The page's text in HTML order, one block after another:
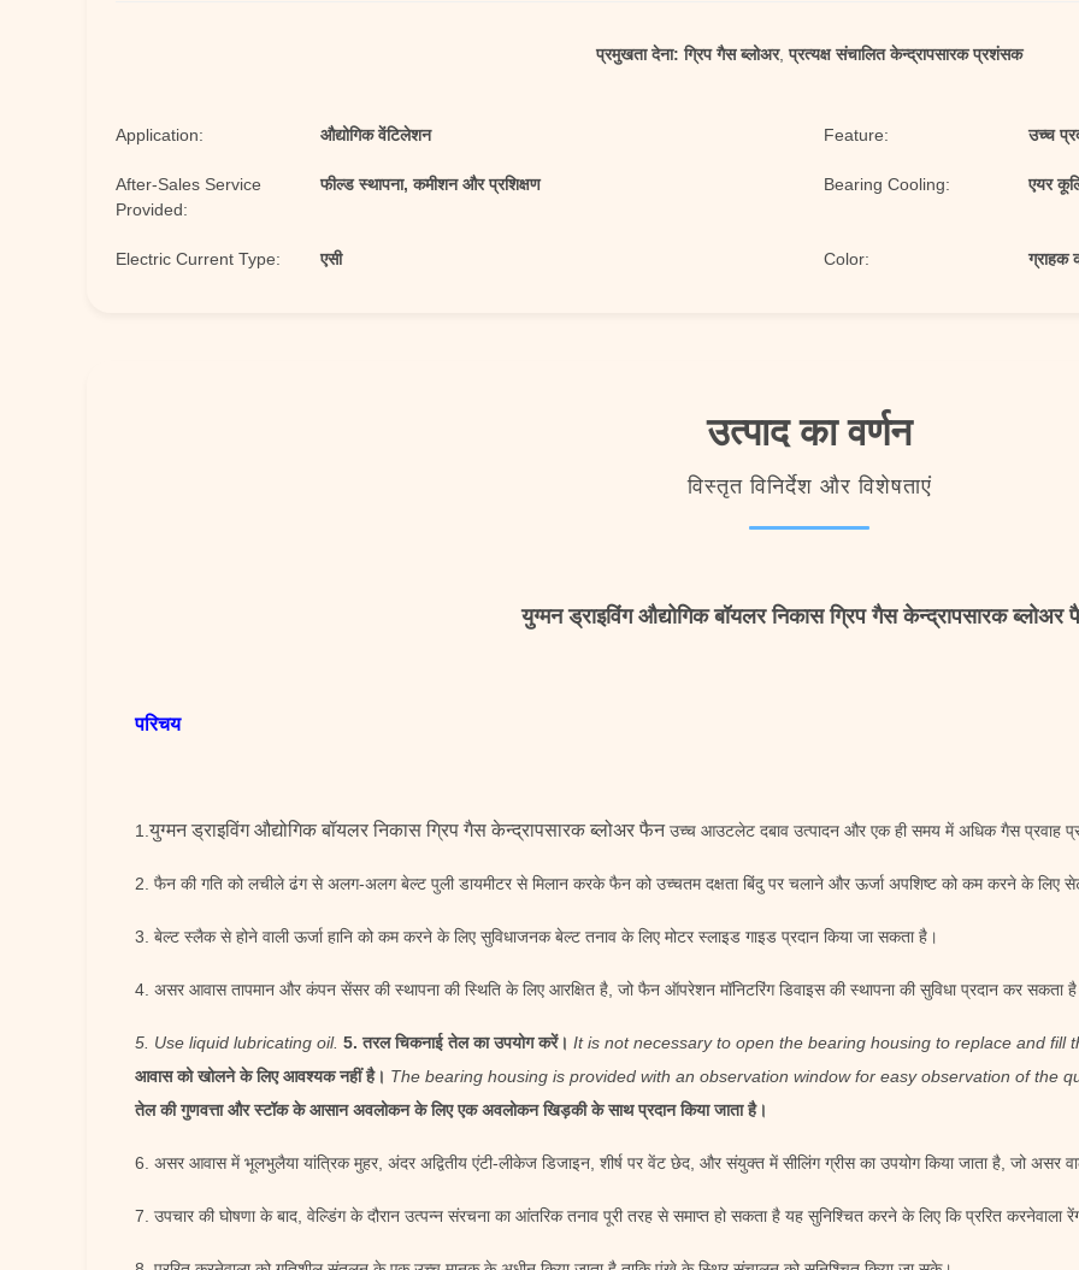
प्रमुखता देना: ग्रिप गैस ब्लोअर,प्रत्यक्ष संचालित केन्द्रापसारक प्रशंसक
Application: औद्योगिक वेंटिलेशन Feature: उच्च
After-Sales Service
Provided:
फील्ड स्थापना, कमीशन और प्रशिक्षण Bearing Cooling: एयर
Electric Current Type: एसी Color: ग्राहक
उत्पाद का वर्णन
विस्तृत विनिर्देश और विशेषताएं
युग्मन ड्राइविंग औद्योगिक बॉयलर निकास ग्रिप गैस केन्द्रापसारक ब्लोअर
परिचय
1. युग्मन ड्राइविंग औद्योगिक बॉयलर निकास ग्रिप गैस केन्द्रापसारक ब्लोअर फैनउच्च आउटलेट दबाव उत्पादन और एक ही समय में अधिक गैस प्रवाह
2. फैन की गति को लचीले ढंग से अलग-अलग बेल्ट पुली डायमीटर से मिलान करके फैन को उच्चतम दक्षता बिंदु पर चलाने और ऊर्जा अपशिष्ट को कम करने के लिए
3. बेल्ट स्लैक से होने वाली ऊर्जा हानि को कम करने के लिए सुविधाजनक बेल्ट तनाव के लिए मोटर स्लाइड गाइड प्रदान किया जा सकता है।
4. असर आवास तापमान और कंपन सेंसर की स्थापना की स्थिति के लिए आरक्षित है, जो फैन ऑपरेशन मॉनिटरिंग डिवाइस की स्थापना की सुविधा प्रदान कर सकता
5. Use liquid lubricating oil. 5. तरल चिकनाई तेल का उपयोग करें। It is not necessary to open the bearing housing to replace and fill
आवास को खोलने के लिए आवश्यक नहीं है। The bearing housing is provided with an observation window for easy observation of the
तेल की गुणवत्ता और स्टॉक के आसान अवलोकन के लिए एक अवलोकन खिड़की के साथ प्रदान किया जाता है।
6. असर आवास में भूलभुलैया यांत्रिक मुहर, अंदर अद्वितीय एंटी-लीकेज डिजाइन, शीर्ष पर वेंट छेद, और संयुक्त में सीलिंग ग्रीस का उपयोग किया जाता है, जो असर
7. उपचार की घोषणा के बाद, वेल्डिंग के दौरान उत्पन्न संरचना का आंतरिक तनाव पूरी तरह से समाप्त हो सकता है यह सुनिश्चित करने के लिए कि प्ररित करनेवाला